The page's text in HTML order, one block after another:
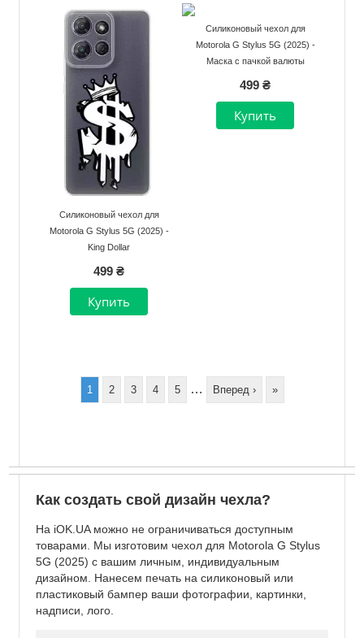
Силиконовый чехол для
Motorola G Stylus 5G (2025) -
King Dollar
499 ₴
Силиконовый чехол для
Motorola G Stylus 5G (2025) -
Маска с пачкой валюты
499 ₴
Page
1 Page
2 Page
3 Page
4 Page
5 …
Следующая
страница
Вперед ›
Последняя
страница
»
Как создать свой дизайн чехла?
На iOK.UA можно не ограничиваться доступным
товарами. Мы изготовим чехол для Motorola G Stylus
5G (2025) с вашим личным, индивидуальным
дизайном. Нанесем печать на силиконовый или
пластиковый бампер ваши фотографии, картинки,
надписи, лого.